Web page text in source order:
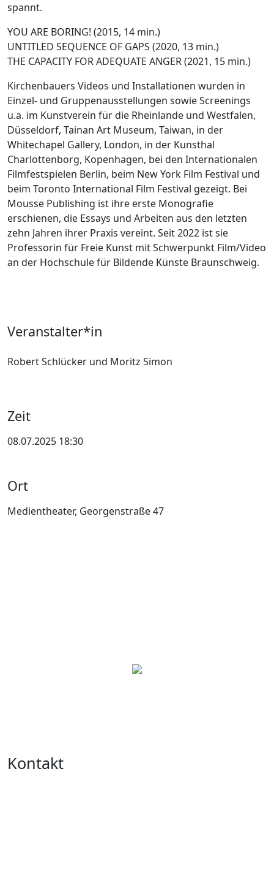
spannt.
YOU ARE BORING! (2015, 14 min.)
UNTITLED SEQUENCE OF GAPS (2020, 13 min.)
THE CAPACITY FOR ADEQUATE ANGER (2021, 15 min.)
Kirchenbauers Videos und Installationen wurden in
Einzel- und Gruppenausstellungen sowie Screenings
u.a. im Kunstverein für die Rheinlande und Westfalen,
Düsseldorf, Tainan Art Museum, Taiwan, in der
Whitechapel Gallery, London, in der Kunsthal
Charlottenborg, Kopenhagen, bei den Internationalen
Filmfestspielen Berlin, beim New York Film Festival und
beim Toronto International Film Festival gezeigt. Bei
Mousse Publishing ist ihre erste Monografie
erschienen, die Essays und Arbeiten aus den letzten
zehn Jahren ihrer Praxis vereint. Seit 2022 ist sie
Professorin für Freie Kunst mit Schwerpunkt Film/Video
an der Hochschule für Bildende Künste Braunschweig.
Veranstalter*in
Robert Schlücker und Moritz Simon
Zeit
08.07.2025 18:30
Ort
Medientheater, Georgenstraße 47
Kontakt